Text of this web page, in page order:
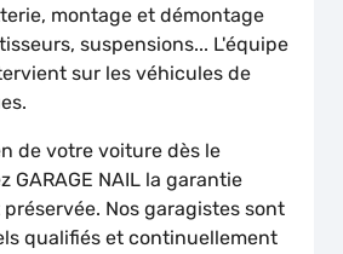
montage et démontage
suspensions... L'équipe
sur les véhicules de
de votre voiture dès le
GARAGE NAIL la garantie
Nos garagistes sont
qualifiés et continuellement